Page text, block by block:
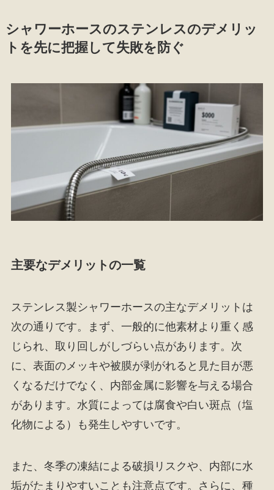
シャワーホースのステンレスのデメリッ
トを先に把握して失敗を防ぐ
主要なデメリットの一覧
ステンレス製シャワーホースの主なデメリットは
次の通りです。まず、一般的に他素材より重く感
じられ、取り回しがしづらい点があります。次
に、表面のメッキや被膜が剥がれると見た目が悪
くなるだけでなく、内部金属に影響を与える場合
があります。水質によっては腐食や白い斑点（塩
化物による）も発生しやすいです。
また、冬季の凍結による破損リスクや、内部に水
垢がたまりやすいことも注意点です。さらに、種